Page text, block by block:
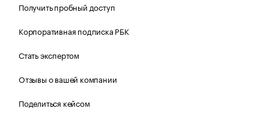
Получить пробный доступ
Корпоративная подписка РБК
Стать экспертом
Отзывы о вашей компании
Поделиться кейсом